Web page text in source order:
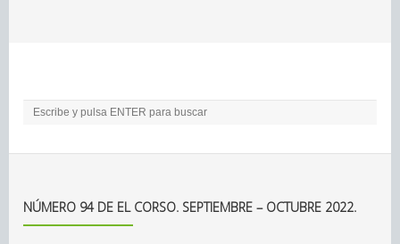
NÚMERO 94 DE EL CORSO. SEPTIEMBRE – OCTUBRE 2022.